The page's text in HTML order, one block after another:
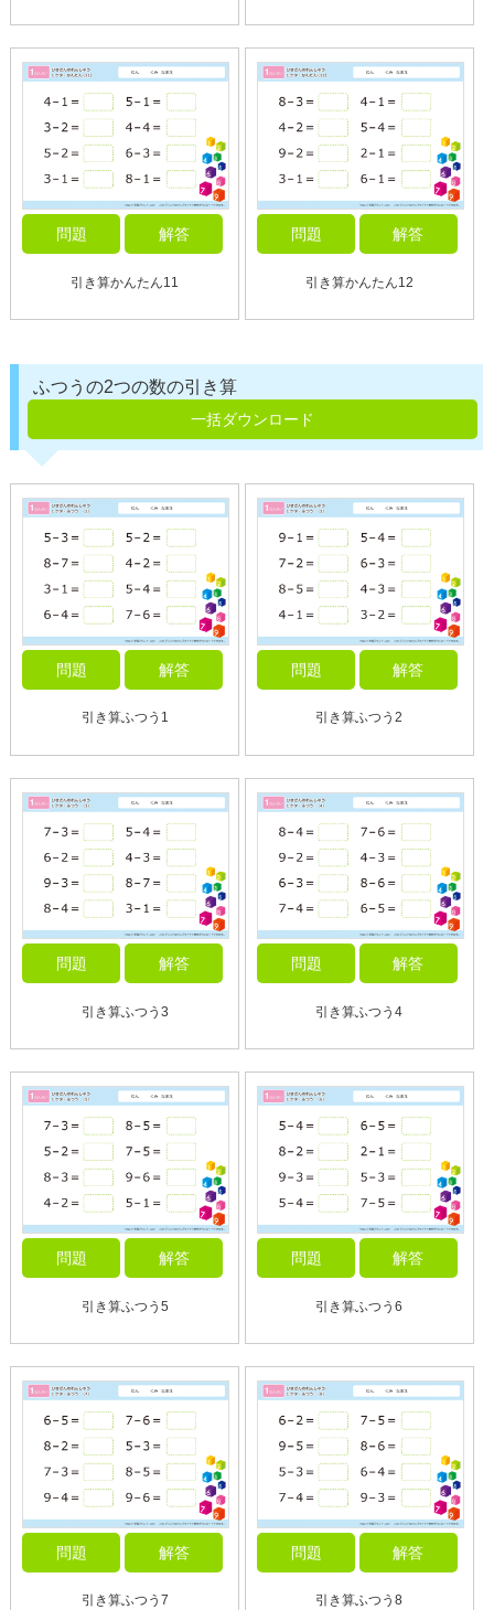
問題 解答
引き算かんたん11
問題 解答
引き算かんたん12
ふつうの2つの数の引き算
一括ダウンロード
問題 解答
引き算ふつう1
問題 解答
引き算ふつう2
問題 解答
引き算ふつう3
問題 解答
引き算ふつう4
問題 解答
引き算ふつう5
問題 解答
引き算ふつう6
問題 解答
引き算ふつう7
問題 解答
引き算ふつう8